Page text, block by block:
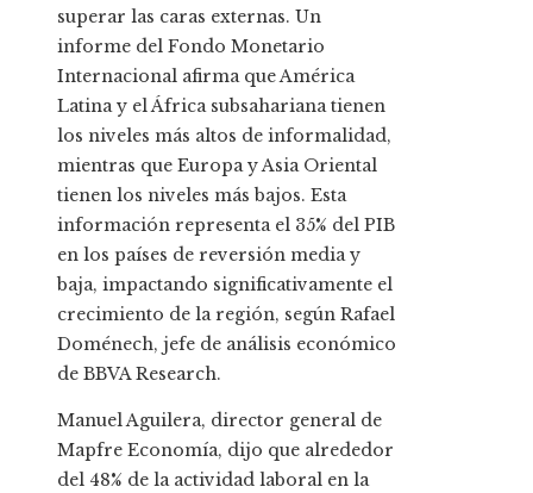
superar las caras externas. Un
informe del Fondo Monetario
Internacional afirma que América
Latina y el África subsahariana tienen
los niveles más altos de informalidad,
mientras que Europa y Asia Oriental
tienen los niveles más bajos. Esta
información representa el 35% del PIB
en los países de reversión media y
baja, impactando significativamente el
crecimiento de la región, según Rafael
Doménech, jefe de análisis económico
de BBVA Research.
Manuel Aguilera, director general de
Mapfre Economía, dijo que alrededor
del 48% de la actividad laboral en la